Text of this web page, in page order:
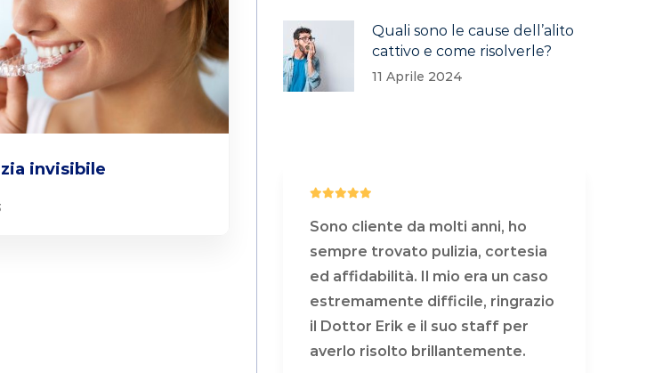
invisibile
Quali sono le cause dell’alito
cattivo e come risolverle?
11 Aprile 2024
Sono cliente da molti anni, ho
sempre trovato pulizia, cortesia
ed affidabilità. Il mio era un caso
estremamente difficile, ringrazio
il Dottor Erik e il suo staff per
averlo risolto brillantemente.